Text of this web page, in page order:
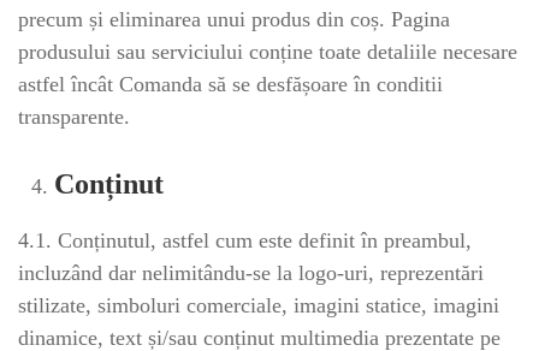
precum și eliminarea unui produs din coș. Pagina
produsului sau serviciului conține toate detaliile necesare
astfel încât Comanda să se desfășoare în conditii
transparente.
Conținut
4.1. Conținutul, astfel cum este definit în preambul,
incluzând dar nelimitându-se la logo-uri, reprezentări
stilizate, simboluri comerciale, imagini statice, imagini
dinamice, text și/sau conținut multimedia prezentate pe